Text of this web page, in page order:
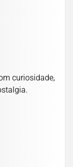
curiosidade,